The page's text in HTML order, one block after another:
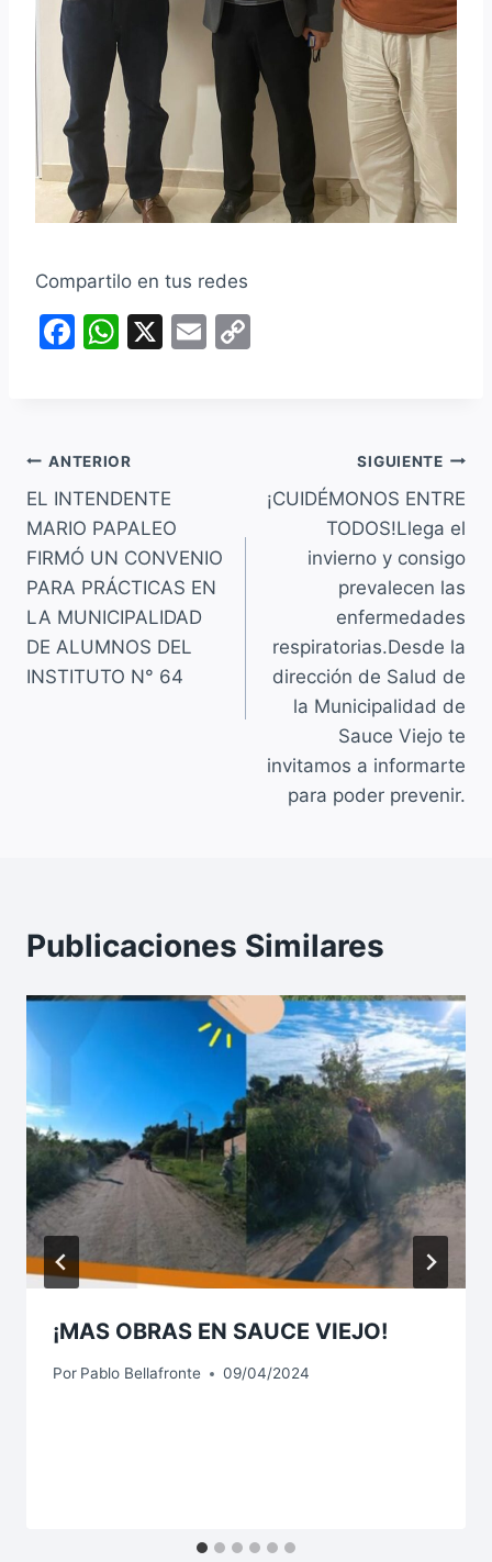
Compartilo en tus redes
F
b
o
o
k
W
A
p
p
X
E
n
Navegación
de
entradas
ANTERIOR
EL INTENDENTE
MARIO PAPALEO
FIRMÓ UN CONVENIO
PARA PRÁCTICAS EN
LA MUNICIPALIDAD
DE ALUMNOS DEL
INSTITUTO N° 64
SIGUIENTE
¡CUIDÉMONOS ENTRE
TODOS!Llega el
invierno y consigo
prevalecen las
enfermedades
respiratorias.Desde la
dirección de Salud de
la Municipalidad de
Sauce Viejo te
invitamos a informarte
para poder prevenir.
Publicaciones Similares
¡MAS OBRAS EN SAUCE VIEJO!
Por Pablo Bellafronte 09/04/2024